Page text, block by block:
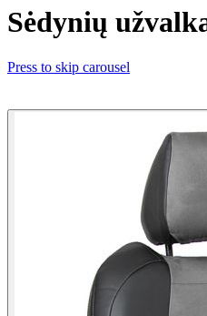
Sėdynių
Press to skip carousel